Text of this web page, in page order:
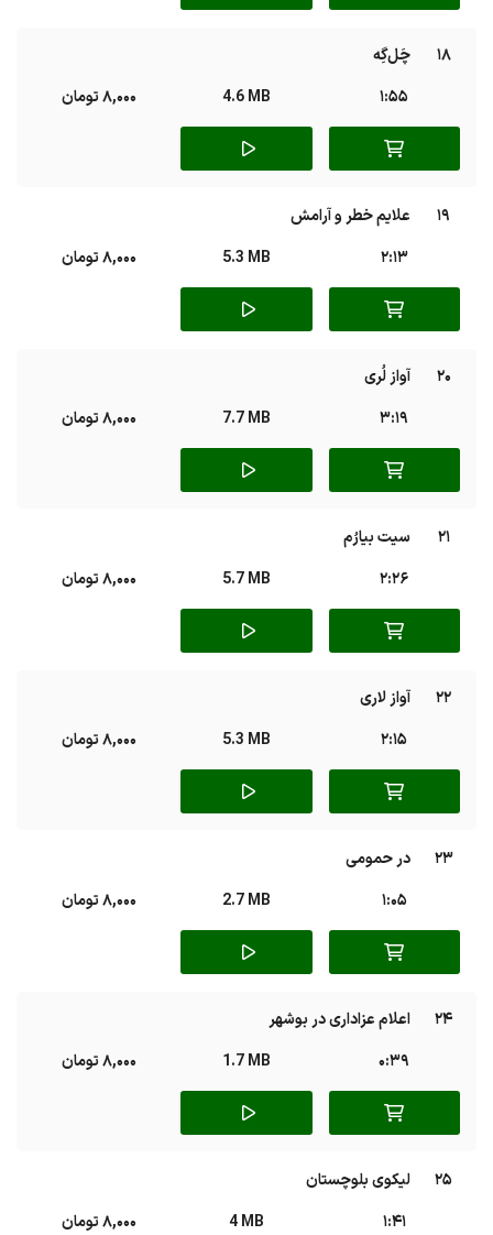
18
چَل‌‌گِه
1:55
4.6 MB 8,000 تومان
19
علایم خطر و آرامش
2:13
5.3 MB 8,000 تومان
20
آواز لُری
3:19
7.7 MB 8,000 تومان
21
سیت بیارُم
2:26
5.7 MB 8,000 تومان
22
آواز لاری
2:15
5.3 MB 8,000 تومان
23
در حمومی
1:05
2.7 MB 8,000 تومان
24
اعلام عزاداری در بوشهر
0:39
1.7 MB 8,000 تومان
25
لیکوی بلوچستان
1:41
4 MB 8,000 تومان